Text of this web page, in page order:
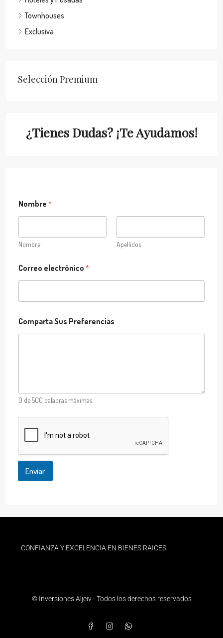
Townhouses
Exclusiva
Selección Premium
¿Tienes Dudas? ¡Te Ayudamos!
u
s
o
m
a
r
t
S
s
Nombre *
Nombre Apellidos
Correo electrónico *
Comparta Sus Preferencias
0 de 500 palabras máximas.
Enviar
CONFIANZA Y EXCELENCIA EN BIENES RAICES
© Inversiones Aljeiv - Todos los derechos reservados